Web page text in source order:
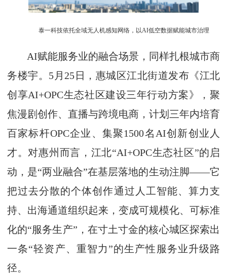
泰一科技依托全域无人机感知网络，以AI低空数据赋能城市治理
AI赋能服务业的融合场景，同样扎根城市商
务楼宇。5月25日，惠城区江北街道发布《江北
创享AI+OPC生态社区建设三年行动方案》，聚
焦漫剧创作、直播与跨境电商，计划三年内培育
百家标杆OPC企业、集聚1500名AI创新创业人
才。对惠州而言，江北“AI+OPC生态社区”的启
动，是“两业融合”在基层落地的生动注脚——它
把过去分散的个体创作通过人工智能、算力支
持、出海通道组织起来，变成可规模化、可标准
化的“服务生产”，在寸土寸金的核心城区探索出
一条“轻资产、重智力”的生产性服务业升级路
径。